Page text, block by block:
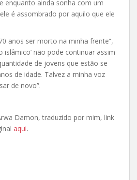
enquanto ainda sonha com um
é assombrado por aquilo que ele
anos ser morto na minha frente”,
islâmico’ não pode continuar assim
de jovens que estão se
de idade. Talvez a minha voz
de novo”.
Damon, traduzido por mim, link
aqui.